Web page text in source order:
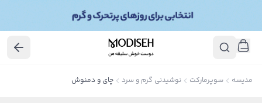
مدیسه سوپرمارکت نوشیدنی گرم و سرد چای و دمنوش